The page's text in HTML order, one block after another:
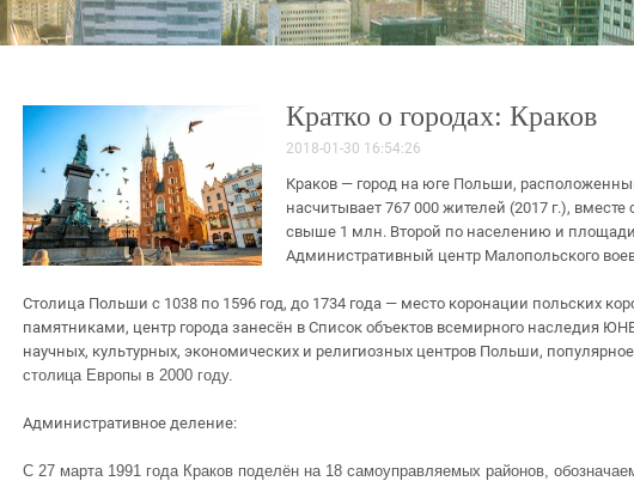
Кратко о городах: Краков
2018-01-30 16:54:26
Краков — город на юге Польши,
насчитывает 767 000 жителей (2017 г.),
свыше 1 млн. Второй по населению и
Административный центр Малопольского
Столица Польши с 1038 по 1596 год, до 1734 года — место коронации польских
памятниками, центр города занесён в Список объектов всемирного наследия
научных, культурных, экономических и религиозных центров Польши,
столица Европы в 2000 году.
Административное деление:
С 27 марта 1991 года Краков поделён на 18 самоуправляемых районов,